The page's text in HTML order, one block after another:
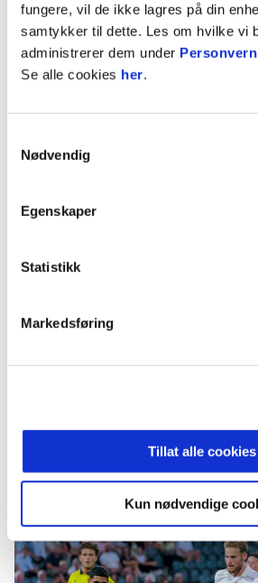
fungere, vil de ikke lagres på din
samtykker til dette. Les om hvilke vi
administrerer dem under Personvern
Se alle cookies her.
Nødvendig
Egenskaper
Statistikk
Markedsføring
Tillat alle cookies
Kun nødvendige
Publisert: 02.07.2026
Skrevet av: Simen
Kontakt:
LES MER